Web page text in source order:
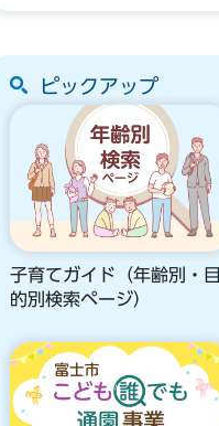
ピックアップ
子育てガイド（年齢別・目
的別検索ページ）